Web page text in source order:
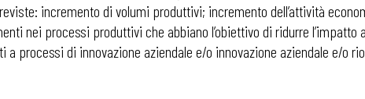
incremento di volumi produttivi; incremento dell’attività
nei processi produttivi che abbiano l’obiettivo di ridurre
a processi di innovazione aziendale e/o innovazione aziendale e/o